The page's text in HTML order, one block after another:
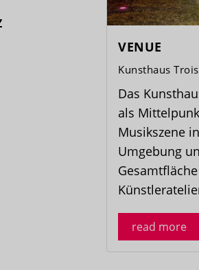
VENUE
Kunsthaus
Das
als
Musikszene
Umgebung
read more